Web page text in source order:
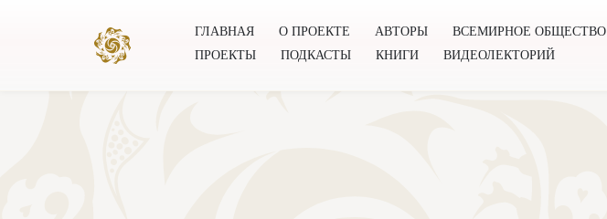
ГЛАВНАЯ О ПРОЕКТЕ АВТОРЫ ВСЕМИРНОЕ ОБЩЕСТВО
ПРОЕКТЫ
ПОДКАСТЫ КНИГИ ВИДЕОЛЕКТОРИЙ